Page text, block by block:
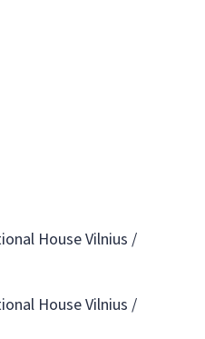
House Vilnius /
House Vilnius /